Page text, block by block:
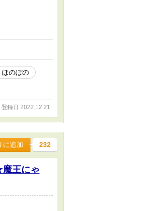
ほのぼの
登録日 2022.12.21
に追加 232
王にゃ